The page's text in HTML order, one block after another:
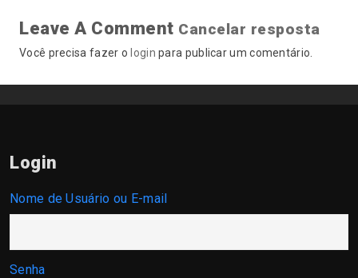
Leave A Comment Cancelar resposta
Você precisa fazer o login para publicar um comentário.
Login
Nome de Usuário ou E-mail
Senha